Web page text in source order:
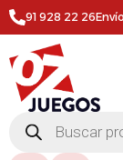
91 928 22 26